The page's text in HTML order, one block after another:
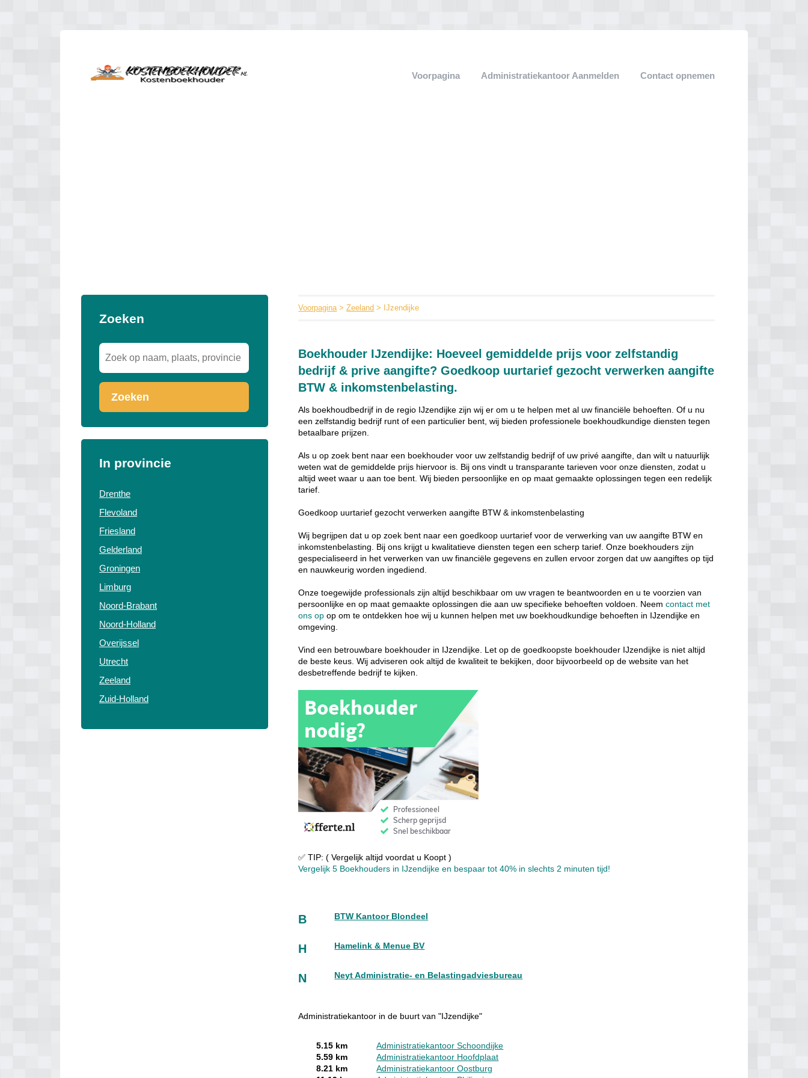
Voorpagina Administratiekantoor Aanmelden Contact opnemen
Zoeken
Zoeken
In provincie
Drenthe
Flevoland
Friesland
Gelderland
Groningen
Limburg
Noord-Brabant
Noord-Holland
Overijssel
Utrecht
Zeeland
Zuid-Holland
Voorpagina>Zeeland > IJzendijke
Boekhouder IJzendijke: Hoeveel gemiddelde prijs voor zelfstandig
bedrijf & prive aangifte? Goedkoop uurtarief gezocht verwerken aangifte
BTW & inkomstenbelasting.
Als boekhoudbedrijf in de regio IJzendijke zijn wij er om u te helpen met al uw financiële behoeften. Of u nu
een zelfstandig bedrijf runt of een particulier bent, wij bieden professionele boekhoudkundige diensten tegen
betaalbare prijzen.
Als u op zoek bent naar een boekhouder voor uw zelfstandig bedrijf of uw privé aangifte, dan wilt u natuurlijk
weten wat de gemiddelde prijs hiervoor is. Bij ons vindt u transparante tarieven voor onze diensten, zodat u
altijd weet waar u aan toe bent. Wij bieden persoonlijke en op maat gemaakte oplossingen tegen een redelijk
tarief.
Goedkoop uurtarief gezocht verwerken aangifte BTW & inkomstenbelasting
Wij begrijpen dat u op zoek bent naar een goedkoop uurtarief voor de verwerking van uw aangifte BTW en
inkomstenbelasting. Bij ons krijgt u kwalitatieve diensten tegen een scherp tarief. Onze boekhouders zijn
gespecialiseerd in het verwerken van uw financiële gegevens en zullen ervoor zorgen dat uw aangiftes op tijd
en nauwkeurig worden ingediend.
Onze toegewijde professionals zijn altijd beschikbaar om uw vragen te beantwoorden en u te voorzien van
persoonlijke en op maat gemaakte oplossingen die aan uw specifieke behoeften voldoen. Neemcontact met
ons opop om te ontdekken hoe wij u kunnen helpen met uw boekhoudkundige behoeften in IJzendijke en
omgeving.
Vind een betrouwbare boekhouder in IJzendijke. Let op de goedkoopste boekhouder IJzendijke is niet altijd
de beste keus. Wij adviseren ook altijd de kwaliteit te bekijken, door bijvoorbeeld op de website van het
desbetreffende bedrijf te kijken.
✅ TIP: ( Vergelijk altijd voordat u Koopt )
Vergelijk 5 Boekhouders in IJzendijke en bespaar tot 40% in slechts 2 minuten tijd!
B BTW Kantoor Blondeel
H Hamelink & Menue BV
N Neyt Administratie- en Belastingadviesbureau
Administratiekantoor in de buurt van "IJzendijke"
5.15 km
Administratiekantoor Schoondijke
5.59 km
Administratiekantoor Hoofdplaat
8.21 km
Administratiekantoor Oostburg